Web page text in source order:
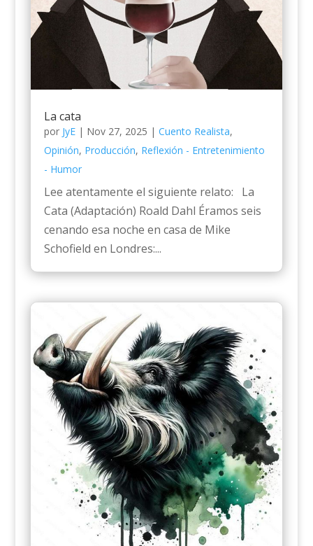
La cata
por JyE| Nov 27, 2025 | Cuento Realista,
Opinión, Producción, Reflexión - Entretenimiento
- Humor
Lee atentamente el siguiente relato: La
Cata (Adaptación) Roald Dahl Éramos seis
cenando esa noche en casa de Mike
Schofield en Londres:...